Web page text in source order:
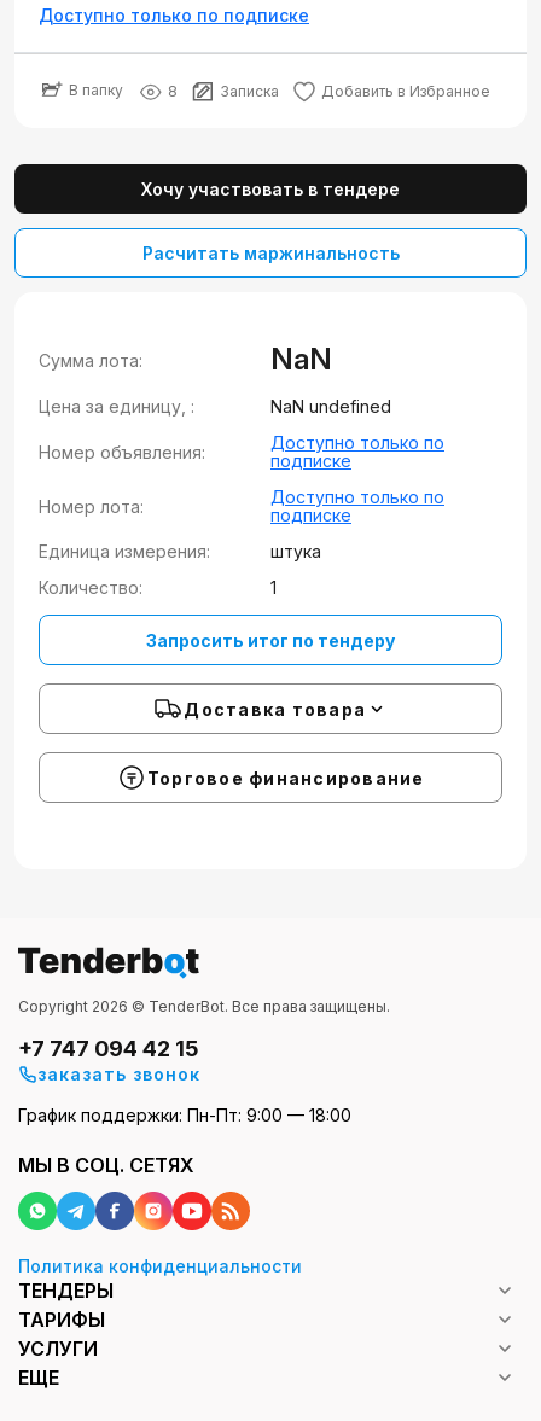
Доступно только по подписке
В папку 8 Записка Добавить в Избранное
Хочу участвовать в тендере
Расчитать маржинальность
Сумма лота: NaN
Цена за единицу, : NaN undefined
Номер объявления:
Доступно только по
подписке
Номер лота:
Доступно только по
подписке
Единица измерения:
штука
Количество:
1
Запросить итог по тендеру
Доставка товара
Торговое финансирование
Copyright 2026 © TenderBot. Все права защищены.
+7 747 094 42 15
заказать звонок
График поддержки: Пн-Пт: 9:00 — 18:00
МЫ В СОЦ. СЕТЯХ
Политика конфиденциальности
ТЕНДЕРЫ
ТАРИФЫ
УСЛУГИ
ЕЩЕ